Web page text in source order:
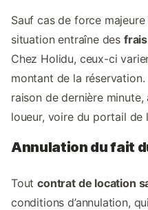
Sauf cas de force
situation entraîne des frais
Chez Holidu, ceux-ci
montant de la
raison de dernière
loueur, voire du portail de
Annulation du fait
Toutcontrat de location
conditions d’annulation,